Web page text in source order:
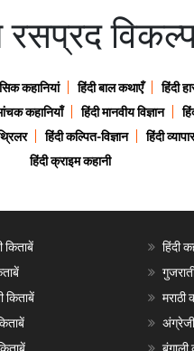
कहानियां हिंदी बाल कथाएँ हिंदी
कहानियाँ हिंदी मानवीय विज्ञान
हिंदी कल्पित-विज्ञान हिंदी व्यापार
हिंदी क्राइम कहानी
किताबें
किताबें
हिंदी
मराठी